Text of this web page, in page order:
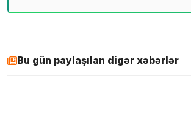
Bu gün paylaşılan digər xəbərlər